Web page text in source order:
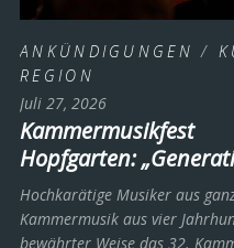
ANKÜNDIGUNGEN /
REGION
Juli 27, 2026
Kammermusikfest
Hopfgarten:
Hochkarätige Musiker aus
Kammermusik aus vier
bewährter Weise das 32.